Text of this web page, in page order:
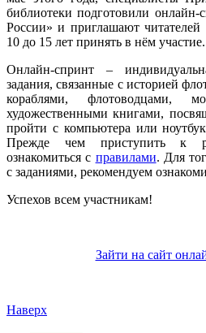
библиотеки подготовили
России» и приглашают
10 до 15 лет принять в нём участие.
Онлайн-спринт –
задания, связанные с историей
кораблями, флотоводцами,
художественными книгами,
пройти с компьютера или
Прежде чем приступить к
ознакомиться с правилами. Для
с заданиями, рекомендуем
Успехов всем участникам!
Зайти на сайт
Наверх